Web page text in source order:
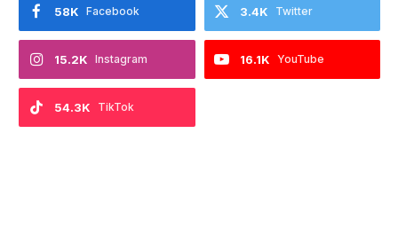
Facebook
58K Twitter
3.4K
Instagram
15.2K YouTube
16.1K
TikTok
54.3K